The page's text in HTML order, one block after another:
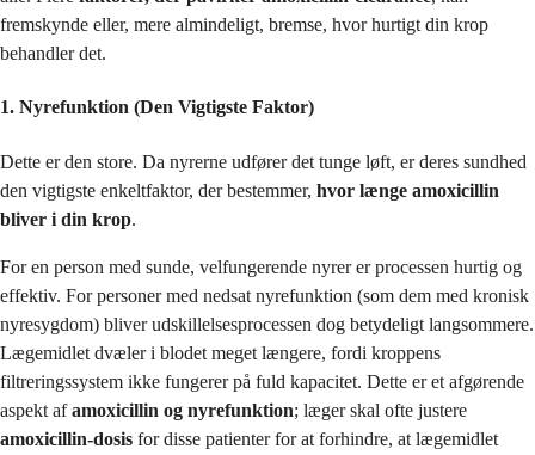
fremskynde eller, mere almindeligt, bremse, hvor hurtigt din krop
behandler det.
1. Nyrefunktion (Den Vigtigste Faktor)
Dette er den store. Da nyrerne udfører det tunge løft, er deres sundhed
den vigtigste enkeltfaktor, der bestemmer, hvor længe amoxicillin
bliver i din krop.
For en person med sunde, velfungerende nyrer er processen hurtig og
effektiv. For personer med nedsat nyrefunktion (som dem med kronisk
nyresygdom) bliver udskillelsesprocessen dog betydeligt langsommere.
Lægemidlet dvæler i blodet meget længere, fordi kroppens
filtreringssystem ikke fungerer på fuld kapacitet. Dette er et afgørende
aspekt afamoxicillin og nyrefunktion; læger skal ofte justere
amoxicillin-dosis for disse patienter for at forhindre, at lægemidlet